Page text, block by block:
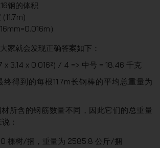
钢的体积
）
家就会发现正确答案如下：
x 3.14 x 0.016²) / 4 => 中号 = 18.46 千克
得到的每根11.7m长钢棒的平均总重量为
材所含的钢筋数量不同，因此它们的总重量
：
棵树/捆，重量为 2585.8 公斤/捆